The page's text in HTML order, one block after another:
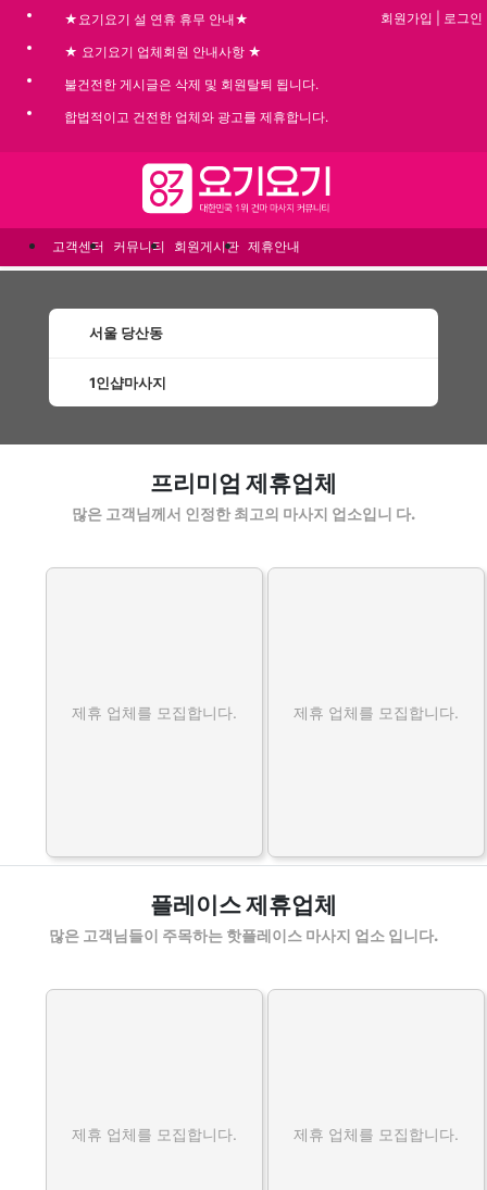
★요기요기 설 연휴 휴무 안내★
★ 요기요기 업체회원 안내사항 ★
불건전한 게시글은 삭제 및 회원탈퇴 됩니다.
합법적이고 건전한 업체와 광고를 제휴합니다.
회원가입 로그인
고객센터 커뮤니티 회원게시판 제휴안내
서울 당산동
1인샵마사지
프리미엄 제휴업체
많은 고객님께서 인정한 최고의 마사지 업소입니 다.
제휴 업체를 모집합니다. 제휴 업체를 모집합니다.
플레이스 제휴업체
많은 고객님들이 주목하는 핫플레이스 마사지 업소 입니다.
제휴 업체를 모집합니다. 제휴 업체를 모집합니다.